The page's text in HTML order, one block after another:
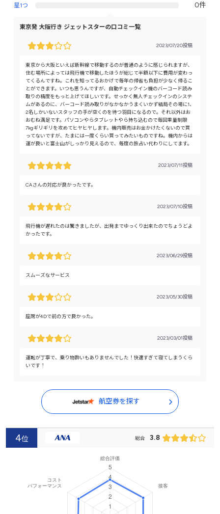
星1つ 0件
東京発 大阪行き ジェットスターの口コミ一覧
2023/07/20投稿
東京から大阪といえば新幹線で移動するのが普通のように感じられますが、
住む場所によっては飛行機で移動したほうが総じて半額以下に費用が変わっ
てくるんですね。これを知ってるおかげで毎年の帰省も負担が少なく帰るこ
とができます。いつも思うんですが、自動チェックイン機のバーコード読み
取りの精度をもっと上げてほしいです。せっかく無人チェックインのシステ
ムがあるのに、バーコード読み取りがなかなかうまくいかず結局その場に1、
2名しかいないスタッフの手が空くのを待つ羽目になるので。それ以外はお
おむね満足です。パソコンやらタブレットやら持ち込むので毎回重量制限
7kgギリギリを攻めてヒヤヒヤします。機内販売はお金かけたくないので買
ってないですが、たまには一度くらい買ってみたいものですね。機内からは
運が良いと富士山がしっかり見えるので、毎度の旅占い代わりにしてます。
2023/07/11投稿
CAさんの対応が良かったです。
2023/07/10投稿
飛行機が遅れたのは驚きましたが、出発までゆっくり出来たのでちょうどよ
かったです。
2023/06/29投稿
スムーズなサービス
2023/05/30投稿
座席が4Dで前の方で良かった。
2023/03/01投稿
運転が丁寧で、乗り物酔いもありませんでした！快適すぎて寝てしまうくら
いです！
航空券を探す
4位 総合 3.8